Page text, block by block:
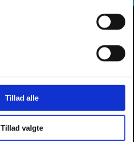
Tillad alle
Tillad valgte